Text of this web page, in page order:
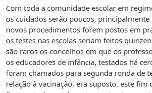
Com toda a comunidade escolar em
os cuidados serão poucos,
novos procedimentos forem postos em
os testes nas escolas seriam feitos
são raros os concelhos em que os
os educadores de infância, testados há
foram chamados para segunda ronda de
relação à vacinação, era suposto, este fim